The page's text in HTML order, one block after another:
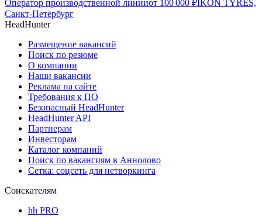
Оператор производственной линииот 100 000 ₽IKON TYRES,
Санкт-Петербург
HeadHunter
Размещение вакансий
Поиск по резюме
О компании
Наши вакансии
Реклама на сайте
Требования к ПО
Безопасный HeadHunter
HeadHunter API
Партнерам
Инвесторам
Каталог компаний
Поиск по вакансиям в Аннолово
Сетка: соцсеть для нетворкинга
Соискателям
hh PRO